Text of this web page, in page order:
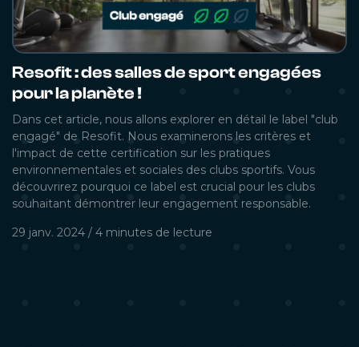
Resofit : des salles de sport engagées
pour la planète !
Dans cet article, nous allons explorer en détail le label "club
engagé" de Resofit. Nous examinerons les critères et
l'impact de cette certification sur les pratiques
environnementales et sociales des clubs sportifs. Vous
découvrirez pourquoi ce label est crucial pour les clubs
souhaitant démontrer leur engagement responsable.
29 janv. 2024 / 4 minutes de lecture